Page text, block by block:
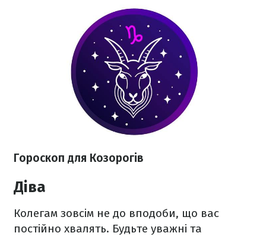
Гороскоп для Козорогів
Діва
Колегам зовсім не до вподоби, що вас
постійно хвалять. Будьте уважні та